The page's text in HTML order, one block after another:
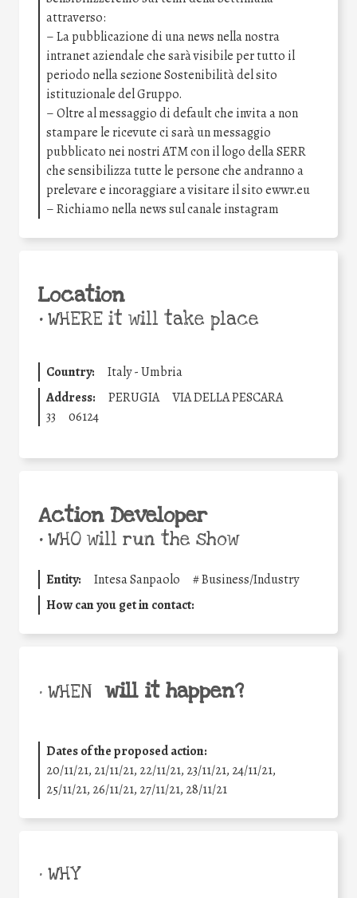
attraverso:
– La pubblicazione di una news nella nostra
intranet aziendale che sarà visibile per tutto il
periodo nella sezione Sostenibilità del sito
istituzionale del Gruppo.
– Oltre al messaggio di default che invita a non
stampare le ricevute ci sarà un messaggio
pubblicato nei nostri ATM con il logo della SERR
che sensibilizza tutte le persone che andranno a
prelevare e incoraggiare a visitare il sito ewwr.eu
– Richiamo nella news sul canale instagram
Location
•WHERE it will take place
Country:
Italy - Umbria
Address:
PERUGIA
VIA DELLA PESCARA
33
06124
Action Developer
•WHO will run the show
Entity: Intesa Sanpaolo #Business/Industry
How can you get in contact:
• WHEN will it happen?
Dates of the proposed action:
20/11/21, 21/11/21, 22/11/21, 23/11/21, 24/11/21,
25/11/21, 26/11/21, 27/11/21, 28/11/21
• WHY